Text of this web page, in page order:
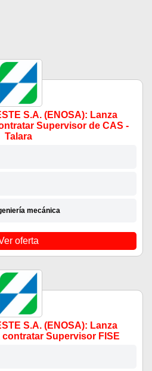
S.A. (ENOSA): Lanza
Supervisor de CAS -
Talara
mecánica
oferta
S.A. (ENOSA): Lanza
Supervisor FISE